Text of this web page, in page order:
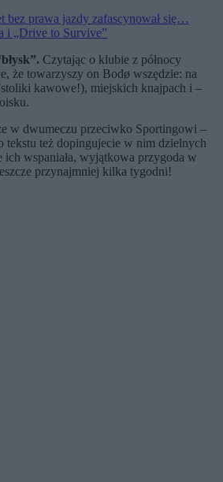
bez prawa jazdy zafascynował się…
i „Drive to Survive”
Czytając o klubie z północy
że towarzyszy on Bodø wszędzie: na
kawowe!), miejskich knajpach i –
w dwumeczu przeciwko Sportingowi –
tekstu też dopingujecie w nim dzielnych
ich wspaniała, wyjątkowa przygoda w
przynajmniej kilka tygodni!